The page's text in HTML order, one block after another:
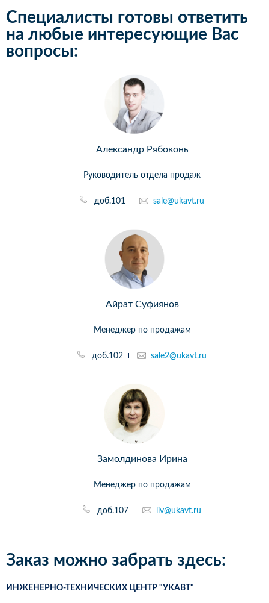
Специалисты готовы ответить
на любые интересующие Вас
вопросы:
Александр Рябоконь
Руководитель отдела продаж
доб.101 sale@ukavt.ru
Айрат Суфиянов
Менеджер по продажам
доб.102 sale2@ukavt.ru
Замолдинова Ирина
Менеджер по продажам
доб.107 liv@ukavt.ru
Заказ можно забрать здесь:
ИНЖЕНЕРНО-ТЕХНИЧЕСКИХ ЦЕНТР "УКАВТ"